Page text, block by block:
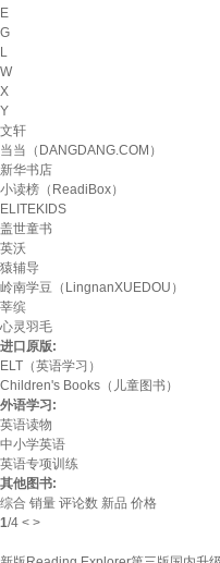
E
G
L
W
X
Y
文轩
当当（DANGDANG.COM）
新华书店
小读榜（ReadiBox）
ELITEKIDS
盖世童书
英沃
猿辅导
岭南学豆（LingnanXUEDOU）
莘缤
心灵羽毛
进口原版:
ELT（英语学习）
Children's Books（儿童图书）
外语学习:
英语读物
中小学英语
英语专项训练
其他图书:
综合 销量 评论数 新品 价格
1/4 < >